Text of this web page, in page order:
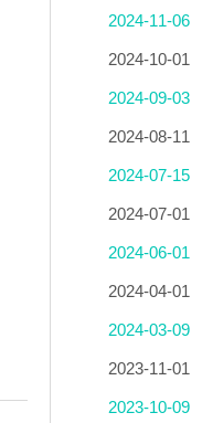
2024-11-06
2024-10-01
2024-09-03
2024-08-11
2024-07-15
2024-07-01
2024-06-01
2024-04-01
2024-03-09
2023-11-01
2023-10-09